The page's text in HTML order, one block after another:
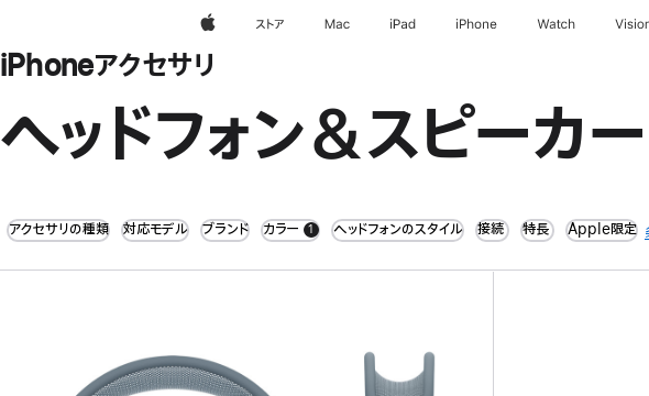
Appleストア Mac iPad iPhone Watch
iPhoneアクセサリ
ヘッドフォン＆スピーカー
アクセサリの種類 対応モデル ブランド カラー 1
filters activeヘッドフォンのスタイル 接続 特長 Apple限定